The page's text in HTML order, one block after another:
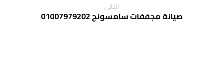
التالى
صيانة مجففات سامسونج 01007979202